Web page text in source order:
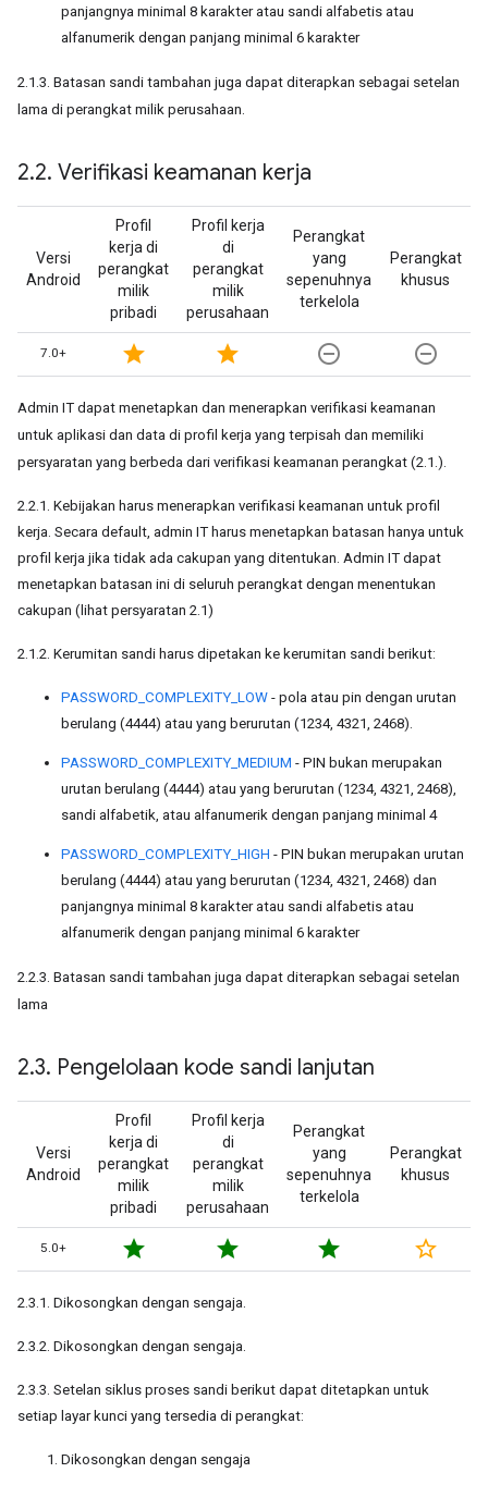
panjangnya minimal 8 karakter atau sandi alfabetis atau
alfanumerik dengan panjang minimal 6 karakter
2.1.3. Batasan sandi tambahan juga dapat diterapkan sebagai setelan
lama di perangkat milik perusahaan.
2.2. Verifikasi keamanan kerja
Versi
Android
Profil
kerja di
perangkat
milik
pribadi
Profil kerja
di
perangkat
milik
perusahaan
Perangkat
yang
sepenuhnya
terkelola
Perangkat
khusus
7.0+ star star remove_circle_outline remove_circle_outline
Admin IT dapat menetapkan dan menerapkan verifikasi keamanan
untuk aplikasi dan data di profil kerja yang terpisah dan memiliki
persyaratan yang berbeda dari verifikasi keamanan perangkat (2.1.).
2.2.1. Kebijakan harus menerapkan verifikasi keamanan untuk profil
kerja. Secara default, admin IT harus menetapkan batasan hanya untuk
profil kerja jika tidak ada cakupan yang ditentukan. Admin IT dapat
menetapkan batasan ini di seluruh perangkat dengan menentukan
cakupan (lihat persyaratan 2.1)
2.1.2. Kerumitan sandi harus dipetakan ke kerumitan sandi berikut:
PASSWORD_COMPLEXITY_LOW - pola atau pin dengan urutan
berulang (4444) atau yang berurutan (1234, 4321, 2468).
PASSWORD_COMPLEXITY_MEDIUM - PIN bukan merupakan
urutan berulang (4444) atau yang berurutan (1234, 4321, 2468),
sandi alfabetik, atau alfanumerik dengan panjang minimal 4
PASSWORD_COMPLEXITY_HIGH - PIN bukan merupakan urutan
berulang (4444) atau yang berurutan (1234, 4321, 2468) dan
panjangnya minimal 8 karakter atau sandi alfabetis atau
alfanumerik dengan panjang minimal 6 karakter
2.2.3. Batasan sandi tambahan juga dapat diterapkan sebagai setelan
lama
2.3. Pengelolaan kode sandi lanjutan
Versi
Android
Profil
kerja di
perangkat
milik
pribadi
Profil kerja
di
perangkat
milik
perusahaan
Perangkat
yang
sepenuhnya
terkelola
Perangkat
khusus
5.0+ star star star star_border
2.3.1. Dikosongkan dengan sengaja.
2.3.2. Dikosongkan dengan sengaja.
2.3.3. Setelan siklus proses sandi berikut dapat ditetapkan untuk
setiap layar kunci yang tersedia di perangkat:
Dikosongkan dengan sengaja